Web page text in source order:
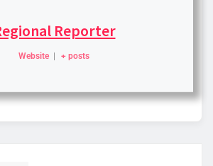
Reporter
Website + posts